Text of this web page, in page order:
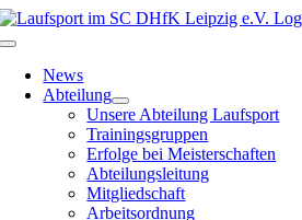
Zum
Inhalt
Toggle
Navigation
News
Abteilung
Unsere Abteilung Laufsport
Trainingsgruppen
Erfolge bei Meisterschaften
Abteilungsleitung
Mitgliedschaft
Arbeitsordnung